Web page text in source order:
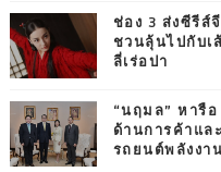
ช่อง 3 ส่งซีรีส์
ชวนลุ้นไปกับเ
ลี่เร่อปา
“นฤมล” หารื
ด้านการค้าแล
รถยนต์พลังงา